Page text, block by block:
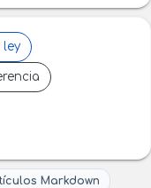
ley
Markdown